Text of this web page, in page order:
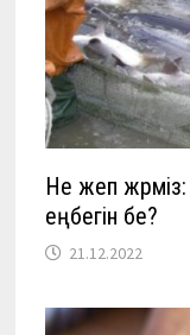
Не жеп
еңбегін бе?
21.12.2022